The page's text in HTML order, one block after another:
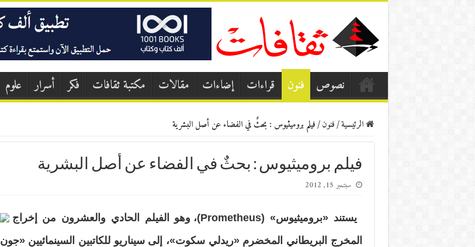
نصوص فنون قراءات إضاءات مقالات مكتبة ثقافات فكر أسرار علوم
الرئيسية/فنون/فيلم بروميثيوس : بحثٌ في الفضاء عن أصل البشرية
فيلم بروميثيوس : بحثٌ في الفضاء عن أصل البشرية
سبتمبر 15, 2012
يستند «بروميثيوس» (Prometheus)، وهو الفيلم الحادي والعشرون من إخراج
المخرج البريطاني المخضرم «ريدلي سكوت»، إلى سيناريو للكاتبين السينمائيين «جون